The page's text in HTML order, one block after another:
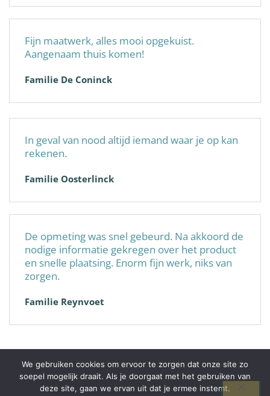
Fijn maatwerk, alles mooi opgekuist.
Aangenaam thuis komen!
Familie De Coninck
In geval van nood altijd iemand waar je op kan
rekenen.
Familie Oosterlinck
De opmeting was snel gebeurd. Na akkoord de
nodige informatie gekregen over het product
en snelle plaatsing. Enorm fijn werk, niks van
zorgen.
Familie Reynvoet
© 2026 Alplast-Pro+
BE0738252944
We gebruiken cookies om ervoor te zorgen dat onze site zo
soepel mogelijk draait. Als je doorgaat met het gebruiken van
deze site, gaan we ervan uit dat je ermee instemt.